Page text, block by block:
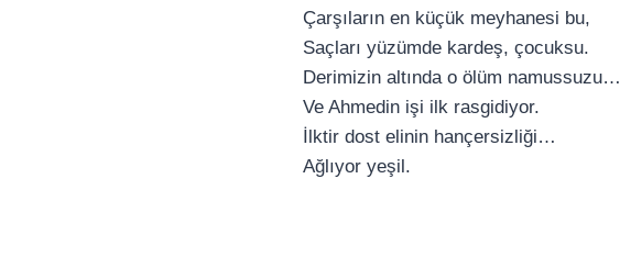
Çarşıların en küçük meyhanesi bu,
Saçları yüzümde kardeş, çocuksu.
Derimizin altında o ölüm namussuzu…
Ve Ahmedin işi ilk rasgidiyor.
İlktir dost elinin hançersizliği…
Ağlıyor yeşil.